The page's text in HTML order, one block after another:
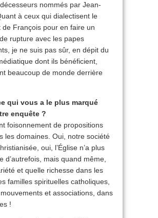
nommés par Jean-
à ceux qui dialectisent le
de François pour en faire un
rupture avec les papes
je ne suis pas sûr, en dépit du
dont ils bénéficient,
beaucoup de monde derrière
qui vous a le plus marqué
enquête ?
foisonnement de propositions
les domaines. Oui, notre société
oui, l’Église n’a plus
d’autrefois, mais quand même,
et quelle richesse dans les
familles spirituelles catholiques,
et associations, dans
!